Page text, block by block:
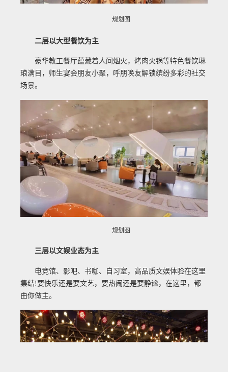
规划图
二层以大型餐饮为主
豪华教工餐厅蕴藏着人间烟火，烤肉火锅等特色餐饮琳
琅满目，师生宴会朋友小聚，呼朋唤友解锁缤纷多彩的社交
场景。
规划图
三层以文娱业态为主
电竞馆、影吧、书咖、自习室，高品质文娱体验在这里
集结!要快乐还是要文艺，要热闹还是要静谧，在这里，都
由你做主。